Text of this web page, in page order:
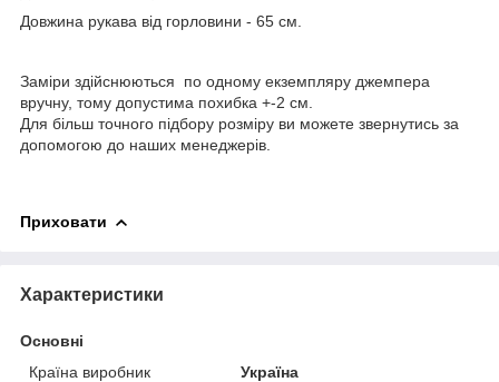
Довжина рукава від горловини - 65 см.
Заміри здійснюються по одному екземпляру джемпера
вручну, тому допустима похибка +-2 см.
Для більш точного підбору розміру ви можете звернутись за
допомогою до наших менеджерів.
Приховати
Характеристики
Основні
Країна виробник
Україна